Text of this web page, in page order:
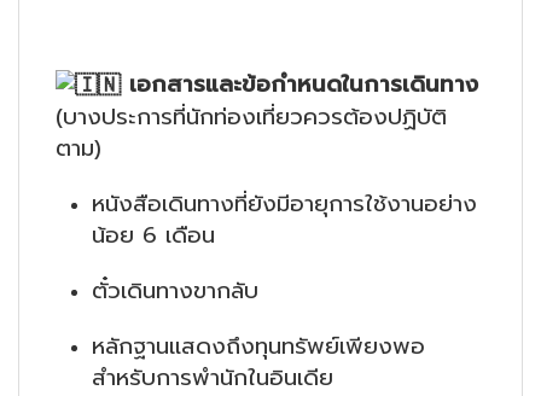
เอกสารและข้อกำหนดในการเดินทาง
(บางประการที่นักท่องเที่ยวควรต้องปฏิบัติ
ตาม)
หนังสือเดินทางที่ยังมีอายุการใช้งานอย่าง
น้อย 6 เดือน
ตั๋วเดินทางขากลับ
หลักฐานแสดงถึงทุนทรัพย์เพียงพอ
สำหรับการพำนักในอินเดีย